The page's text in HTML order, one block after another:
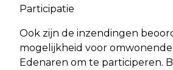
Participatie
Ook zijn de inzendingen
mogelijkheid voor
Edenaren om te participeren.